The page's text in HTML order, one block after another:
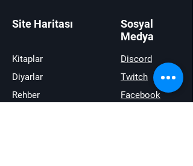
Site Haritası
Sosyal
Medya
Kitaplar
Diyarlar
Rehber
Discord
Twitch
Facebook